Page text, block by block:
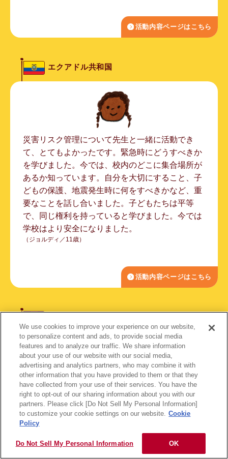
活動内容ページはこちら
エクアドル共和国
災害リスク管理について先生と一緒に活動でき
て、とてもよかったです。緊急時にどうすべきか
を学びました。今では、校内のどこに集合場所が
あるか知っています。自分を大切にすること、子
どもの保護、地震発生時に何をすべきかなど、重
要なことを話し合いました。子どもたちは平等
で、同じ権利を持っていると学びました。今では
学校はより安全になりました。
（ジョルディ／11歳）
活動内容ページはこちら
私たちのコミュニティにはさまざまな課題がある
ので、今回の支援はとても嬉しいです。また、新
しい教室ができ、近代的で技術的な学習環境を体
験することができてとても嬉しいです。私は現在
小学校5年生ですが、将来学校の先生になりたい
ので、教師になれるレベルまで勉強を続けること
We use cookies to improve your experience on our website,
to personalize content and ads, to provide social media
features and to analyze our traffic. We share information
about your use of our website with our social media,
advertising and analytics partners, who may combine it with
other information that you have provided to them or that they
have collected from your use of their services. You have the
right to opt-out of our sharing information about you with our
partners. Please click [Do Not Sell My Personal Information]
to customize your cookie settings on our website. Cookie
Policy
Do Not Sell My Personal Information OK